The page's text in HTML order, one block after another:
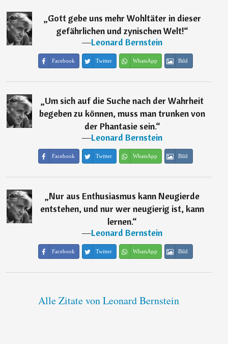
„Gott gebe uns mehr Wohltäter in dieser
gefährlichen und zynischen Welt!“
―Leonard Bernstein
Facebook Twitter WhatsApp Bild
„Um sich auf die Suche nach der Wahrheit
begeben zu können, muss man trunken von
der Phantasie sein.“
―Leonard Bernstein
Facebook Twitter WhatsApp Bild
„Nur aus Enthusiasmus kann Neugierde
entstehen, und nur wer neugierig ist, kann
lernen.“
―Leonard Bernstein
Facebook Twitter WhatsApp Bild
Alle Zitate von Leonard Bernstein